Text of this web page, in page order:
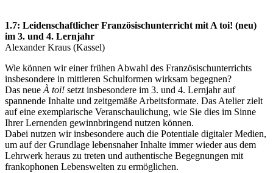
1.7: Leidenschaftlicher Französischunterricht mit A toi! (neu)
im 3. und 4. Lernjahr
Alexander Kraus (Kassel)
Wie können wir einer frühen Abwahl des Französischunterrichts
insbesondere in mittleren Schulformen wirksam begegnen?
Das neue À toi! setzt insbesondere im 3. und 4. Lernjahr auf
spannende Inhalte und zeitgemäße Arbeitsformate. Das Atelier zielt
auf eine exemplarische Veranschaulichung, wie Sie dies im Sinne
Ihrer Lernenden gewinnbringend nutzen können.
Dabei nutzen wir insbesondere auch die Potentiale digitaler Medien,
um auf der Grundlage lebensnaher Inhalte immer wieder aus dem
Lehrwerk heraus zu treten und authentische Begegnungen mit
frankophonen Lebenswelten zu ermöglichen.